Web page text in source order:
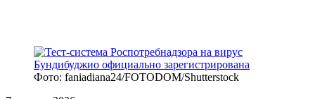
Фото: faniadiana24/FOTODOM/Shutterstock